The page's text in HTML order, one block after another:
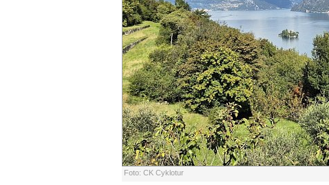
Foto: CK Cyklotur